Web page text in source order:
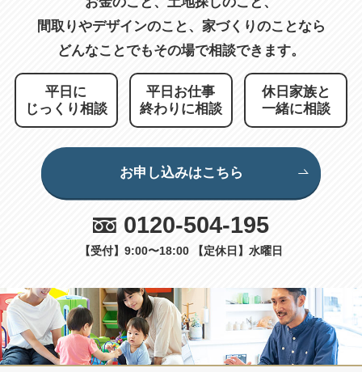
間取りやデザインのこと、 家づくりのことなら
どんなことでもその場で相談できます。
平日に
じっくり相談
平日お仕事
終わりに相談
休日家族と
一緒に相談
お申し込みはこちら
0120-504-195
【受付】9:00〜18:00 【定休日】水曜日